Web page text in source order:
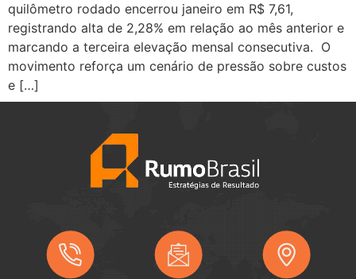
quilômetro rodado encerrou janeiro em R$ 7,61,
registrando alta de 2,28% em relação ao mês anterior e
marcando a terceira elevação mensal consecutiva. O
movimento reforça um cenário de pressão sobre custos
e […]